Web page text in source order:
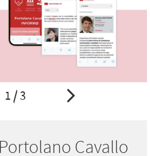
1 / 3
Cavallo